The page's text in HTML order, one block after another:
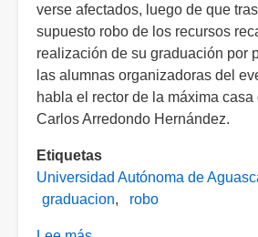
verse afectados, luego de que
supuesto robo de los recursos
realización de su graduación por
las alumnas organizadoras del
habla el rector de la máxima
Carlos Arredondo Hernández.
Etiquetas
Universidad Autónoma de
graduacion
robo